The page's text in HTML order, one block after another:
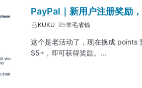
PayPal｜新用户注册奖励
KUKU 羊毛省钱
这个是老活动了，现在换成 points
$5+，即可获得奖励。...